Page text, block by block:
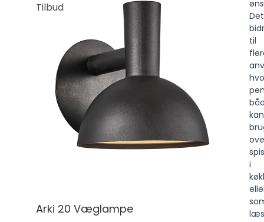
Tilbud
Arki 20 Væglampe
til
kan
i